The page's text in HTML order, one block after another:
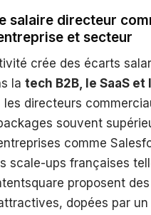
salaire directeur
et secteur
crée des écarts
la tech B2B, le SaaS et
les directeurs
souvent
comme
scale-ups françaises
proposent des
dopées par un